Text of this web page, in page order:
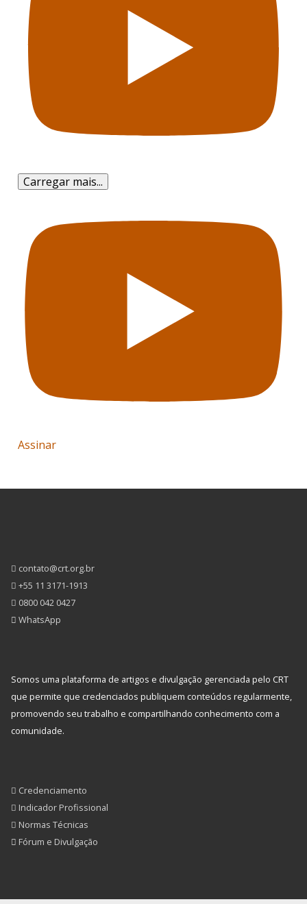
Carregar mais...
Assinar
contato@crt.org.br
+55 11 3171-1913
0800 042 0427
WhatsApp
Somos uma plataforma de artigos e divulgação gerenciada pelo CRT
que permite que credenciados publiquem conteúdos regularmente,
promovendo seu trabalho e compartilhando conhecimento com a
comunidade.
Credenciamento
Indicador Profissional
Normas Técnicas
Fórum e Divulgação